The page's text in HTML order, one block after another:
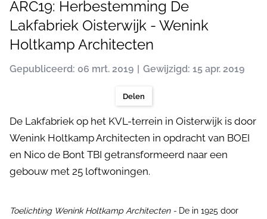
ARC19: Herbestemming De
Lakfabriek Oisterwijk - Wenink
Holtkamp Architecten
Gepubliceerd: 06 mrt. 2019 Gewijzigd: 15 apr. 2019
Delen
De Lakfabriek op het KVL-terrein in Oisterwijk is door
Wenink Holtkamp Architecten in opdracht van BOEI
en Nico de Bont TBI getransformeerd naar een
gebouw met 25 loftwoningen.
Toelichting Wenink Holtkamp Architecten - De in 1925 door